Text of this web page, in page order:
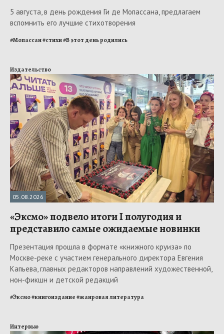
5 августа, в день рождения Ги де Мопассана, предлагаем
вспомнить его лучшие стихотворения
#Мопассан#стихи#В этот день родились
Издательство
05.08.2026
«Эксмо» подвело итоги I полугодия и
представило самые ожидаемые новинки
Презентация прошла в формате «книжного круиза» по
Москве-реке с участием генерального директора Евгения
Капьева, главных редакторов направлений художественной,
нон-фикшн и детской редакций
#Эксмо#книгоиздание#жанровая литература
Интервью